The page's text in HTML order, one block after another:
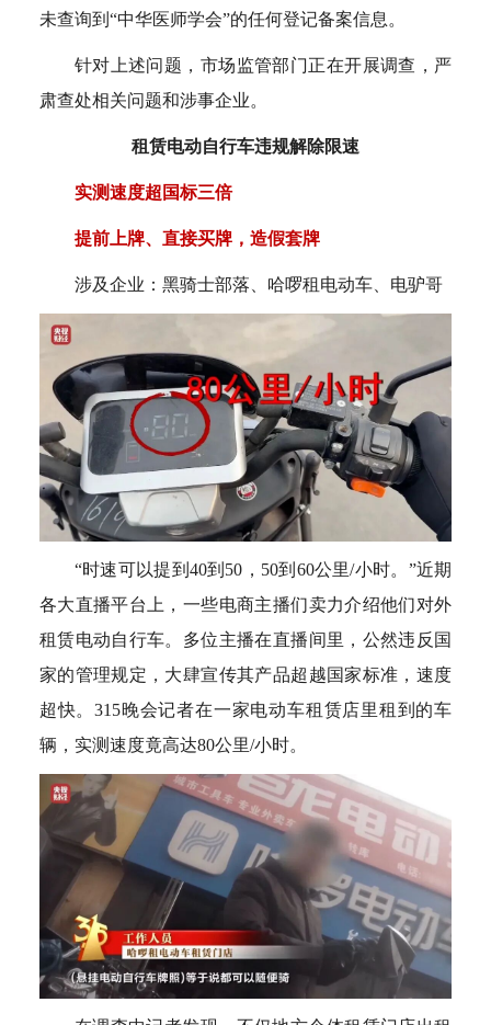
未查询到“中华医师学会”的任何登记备案信息。
针对上述问题，市场监管部门正在开展调查，严
肃查处相关问题和涉事企业。
租赁电动自行车违规解除限速
实测速度超国标三倍
提前上牌、直接买牌，造假套牌
涉及企业：黑骑士部落、哈啰租电动车、电驴哥
“时速可以提到40到50，50到60公里/小时。”近期
各大直播平台上，一些电商主播们卖力介绍他们对外
租赁电动自行车。多位主播在直播间里，公然违反国
家的管理规定，大肆宣传其产品超越国家标准，速度
超快。315晚会记者在一家电动车租赁店里租到的车
辆，实测速度竟高达80公里/小时。